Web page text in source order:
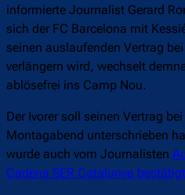
informierte Journalist Gerard
sich der FC Barcelona mit
seinen auslaufenden Vertrag
verlängern wird, wechselt
ablösefrei ins Camp Nou.
Der Ivorer soll seinen Vertrag
Montagabend unterschrieben
wurde auch vom Journalisten
Cadena SER Catalunya bestätigt